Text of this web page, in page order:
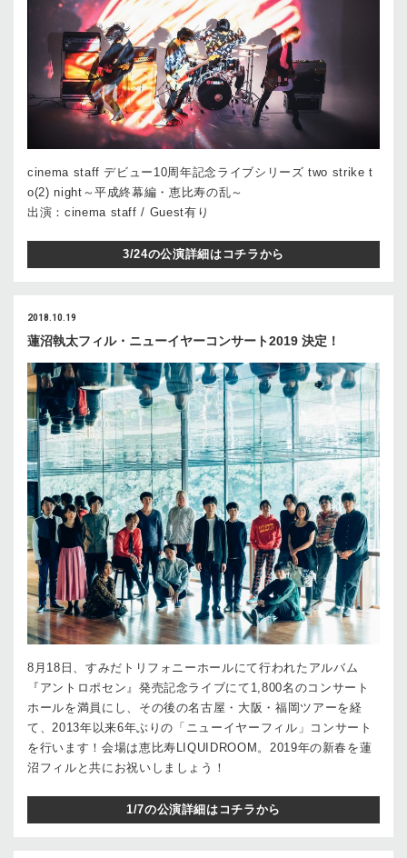
cinema staff デビュー10周年記念ライブシリーズ two strike t
o(2) night～平成終幕編・恵比寿の乱～
出演：cinema staff / Guest有り
3/24の公演詳細はコチラから
2018.10.19
蓮沼執太フィル・ニューイヤーコンサート2019 決定！
8月18日、すみだトリフォニーホールにて行われたアルバム
『アントロポセン』発売記念ライブにて1,800名のコンサート
ホールを満員にし、その後の名古屋・大阪・福岡ツアーを経
て、2013年以来6年ぶりの「ニューイヤーフィル」コンサート
を行います！会場は恵比寿LIQUIDROOM。2019年の新春を蓮
沼フィルと共にお祝いしましょう！
1/7の公演詳細はコチラから